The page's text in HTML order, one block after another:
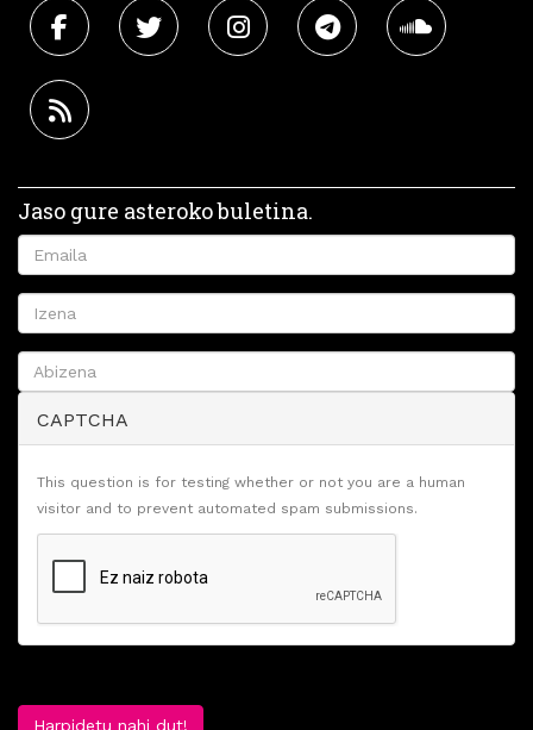
Jaso gure asteroko buletina.
CAPTCHA
This question is for testing whether or not you are a human
visitor and to prevent automated spam submissions.
Harpidetu nahi dut!